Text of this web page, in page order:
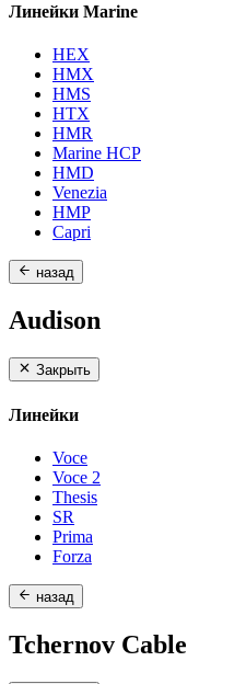
Линейки Marine
HEX
HMX
HMS
HTX
HMR
Marine HCP
HMD
Venezia
HMP
Capri
назад
Audison
Закрыть
Линейки
Voce
Voce 2
Thesis
SR
Prima
Forza
назад
Tchernov Cable